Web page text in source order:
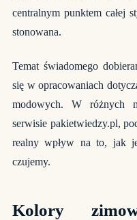
centralnym punktem całej
stonowana.
Temat świadomego
się w opracowaniach
modowych. W różnych
serwisie pakietwiedzy.pl,
realny wpływ na to, jak
czujemy.
Kolory